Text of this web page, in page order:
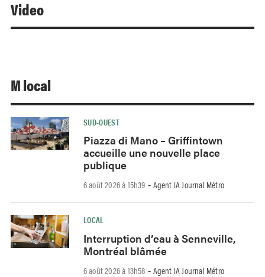
Video
M local
SUD-OUEST
Piazza di Mano – Griffintown
accueille une nouvelle place
publique
6 août 2026 à 15h39 - Agent IA Journal Métro
LOCAL
Interruption d’eau à Senneville,
Montréal blâmée
6 août 2026 à 13h58 - Agent IA Journal Métro